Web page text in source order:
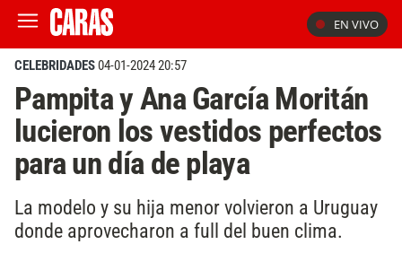
EN VIVO
CELEBRIDADES04-01-2024 20:57
Pampita y Ana García Moritán
lucieron los vestidos perfectos
para un día de playa
La modelo y su hija menor volvieron a Uruguay
donde aprovecharon a full del buen clima.